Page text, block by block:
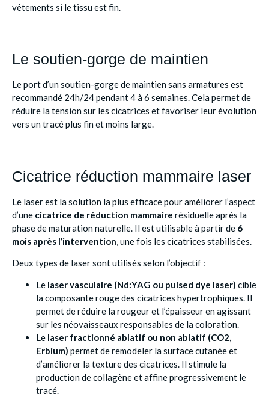
vêtements si le tissu est fin.
Le soutien-gorge de maintien
Le port d’un soutien-gorge de maintien sans armatures est
recommandé 24h/24 pendant 4 à 6 semaines. Cela permet de
réduire la tension sur les cicatrices et favoriser leur évolution
vers un tracé plus fin et moins large.
Cicatrice réduction mammaire laser
Le laser est la solution la plus efficace pour améliorer l’aspect
d’une cicatrice de réduction mammaire résiduelle après la
phase de maturation naturelle. Il est utilisable à partir de 6
mois après l’intervention, une fois les cicatrices stabilisées.
Deux types de laser sont utilisés selon l’objectif :
Le laser vasculaire (Nd:YAG ou pulsed dye laser) cible
la composante rouge des cicatrices hypertrophiques. Il
permet de réduire la rougeur et l’épaisseur en agissant
sur les néovaisseaux responsables de la coloration.
Le laser fractionné ablatif ou non ablatif (CO2,
Erbium) permet de remodeler la surface cutanée et
d’améliorer la texture des cicatrices. Il stimule la
production de collagène et affine progressivement le
tracé.